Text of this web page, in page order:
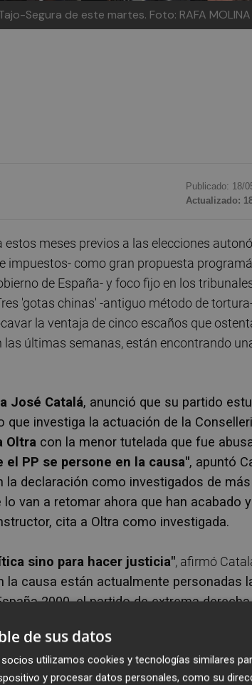
Segura de este martes. Foto: RAFA MOLINA
Publicado: 18/
Actualizado:
meses previos a las elecciones
impuestos- como gran propuesta
de España- y foco fijo en los
'gotas chinas' -antiguo método de
la ventaja de cinco escaños que
las últimas semanas, están encontrando
José Catalá, anunció que su partido
investiga la actuación de la
Oltra con la menor tutelada que fue
PP se persone en la causa", apuntó
declaración como investigados de más
van a retomar ahora que han acabado y
cita a Oltra como investigada.
sino para hacer justicia", afirmó
la causa están actualmente personadas
2000, el partido de extrema
de sus datos
utilizamos cookies y tecnologías similares
y procesar datos personales, como su